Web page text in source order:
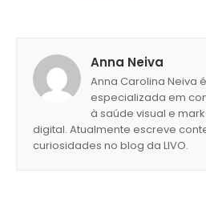
Anna Neiva
Anna Carolina Neiva
especializada em
à saúde visual e
digital. Atualmente escreve
curiosidades no blog da LIVO.